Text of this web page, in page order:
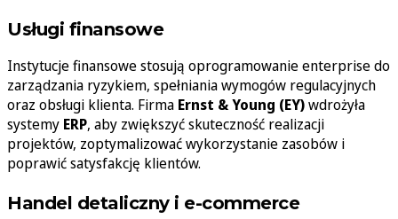
Usługi finansowe
Instytucje finansowe stosują oprogramowanie enterprise do
zarządzania ryzykiem, spełniania wymogów regulacyjnych
oraz obsługi klienta. Firma Ernst & Young (EY)wdrożyła
systemy ERP, aby zwiększyć skuteczność realizacji
projektów, zoptymalizować wykorzystanie zasobów i
poprawić satysfakcję klientów.
Handel detaliczny i e-commerce